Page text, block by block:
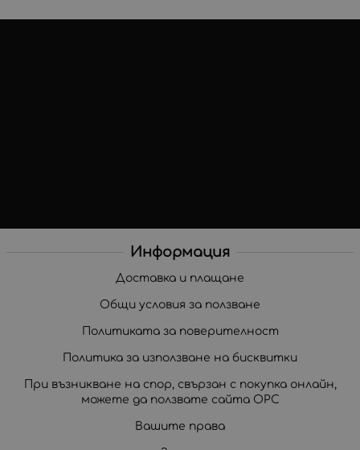
Информация
Доставка и плащане
Общи условия за ползване
Политиката за поверителност
Политика за използване на бисквитки
При възникване на спор, свързан с покупка онлайн,
можете да ползвате сайта ОРС
Вашите права